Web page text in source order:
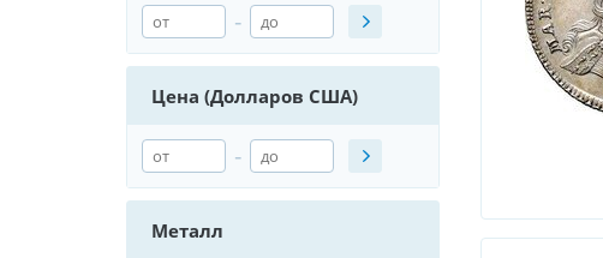
-
Цена (Долларов США)
-
Металл